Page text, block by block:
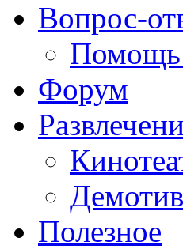
Вопрос-
Помощь
Форум
Полезное